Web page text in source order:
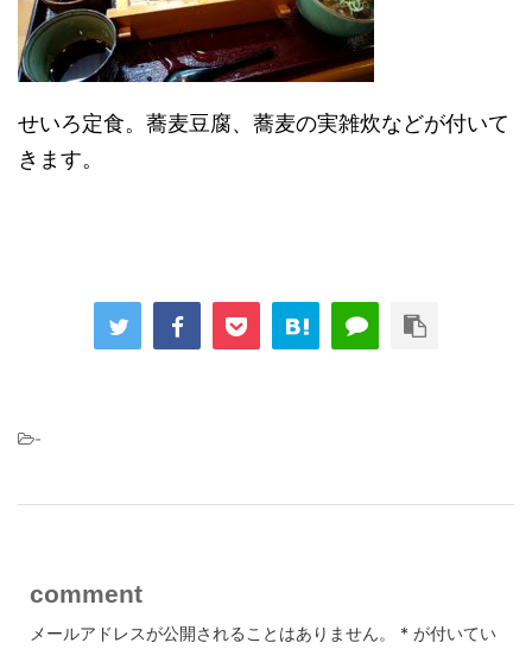
せいろ定食。蕎麦豆腐、蕎麦の実雑炊などが付いて
きます。
-
comment
メールアドレスが公開されることはありません。 * が付いてい